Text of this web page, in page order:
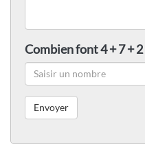
Combien font 4 + 7 + 2